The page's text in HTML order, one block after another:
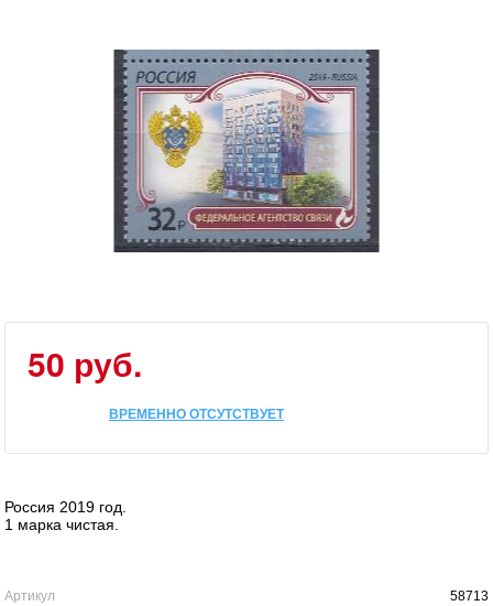
50 руб.
ВРЕМЕННО ОТСУТСТВУЕТ
Россия 2019 год.
1 марка чистая.
Артикул 58713